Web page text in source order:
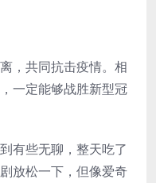
，共同抗击疫情。相
一定能够战胜新型冠
有些无聊，整天吃了
放松一下，但像爱奇